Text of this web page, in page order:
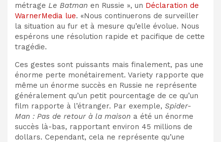
métrage Le Batman en Russie », un Déclaration de
WarnerMedia lue. «Nous continuerons de surveiller
la situation au fur et à mesure qu’elle évolue. Nous
espérons une résolution rapide et pacifique de cette
tragédie.
Ces gestes sont puissants mais finalement, pas une
énorme perte monétairement. Variety rapporte que
même un énorme succès en Russie ne représente
généralement qu’un petit pourcentage de ce qu’un
film rapporte à l’étranger. Par exemple, Spider-
Man : Pas de retour à la maison a été un énorme
succès là-bas, rapportant environ 45 millions de
dollars. Cependant, cela ne représente qu’une